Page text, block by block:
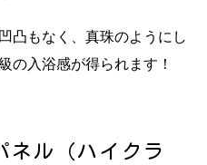
凸もなく、真珠のようにし
の入浴感が得られます！
ネル（ハイクラ